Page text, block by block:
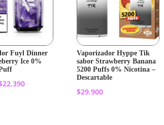
Fuyl Dinner
Ice 0%
22.390El
Vaporizador Hyppe Tik
sabor Strawberry Banana
5200 Puffs 0% Nicotina –
Descartable
$29.900